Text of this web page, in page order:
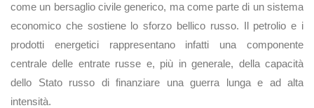
come un bersaglio civile generico, ma come parte di un sistema
economico che sostiene lo sforzo bellico russo. Il petrolio e i
prodotti energetici rappresentano infatti una componente
centrale delle entrate russe e, più in generale, della capacità
dello Stato russo di finanziare una guerra lunga e ad alta
intensità.